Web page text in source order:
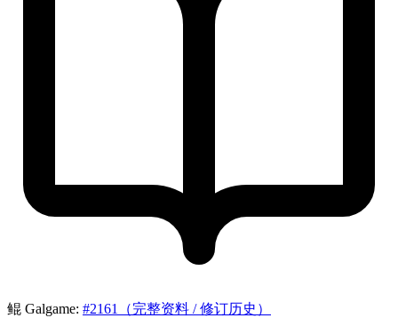
鲲 Galgame: #2161（完整资料 / 修订历史）